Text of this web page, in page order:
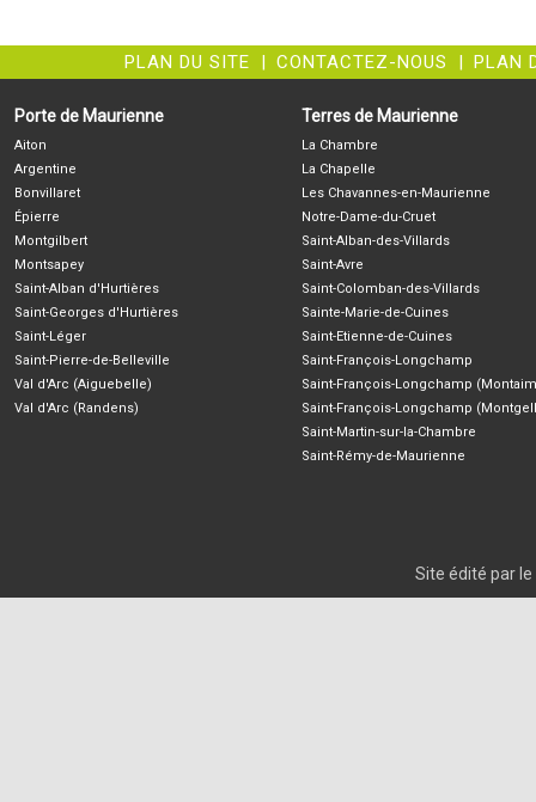
PLAN DU SITE | CONTACTEZ-NOUS | PLAN
Porte de Maurienne
Aiton
Argentine
Bonvillaret
Épierre
Montgilbert
Montsapey
Saint-Alban d'Hurtières
Saint-Georges d'Hurtières
Saint-Léger
Saint-Pierre-de-Belleville
Val d'Arc (Aiguebelle)
Val d'Arc (Randens)
Terres de Maurienne
La Chambre
La Chapelle
Les Chavannes-en-Maurienne
Notre-Dame-du-Cruet
Saint-Alban-des-Villards
Saint-Avre
Saint-Colomban-des-Villards
Sainte-Marie-de-Cuines
Saint-Etienne-de-Cuines
Saint-François-Longchamp
Saint-François-Longchamp
Saint-François-Longchamp
Saint-Martin-sur-la-Chambre
Saint-Rémy-de-Maurienne
Site édité par